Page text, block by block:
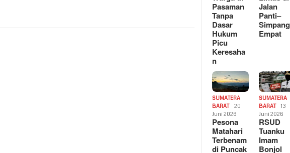
Pasaman
Tanpa
Dasar
Hukum
Picu
Keresaha
n
Jalan
Panti–
Simpang
Empat
SUMATERA
BARAT
20
Juni 2026
Pesona
Matahari
Terbenam
di Puncak
SUMATERA
BARAT
13
Juni 2026
RSUD
Tuanku
Imam
Bonjol